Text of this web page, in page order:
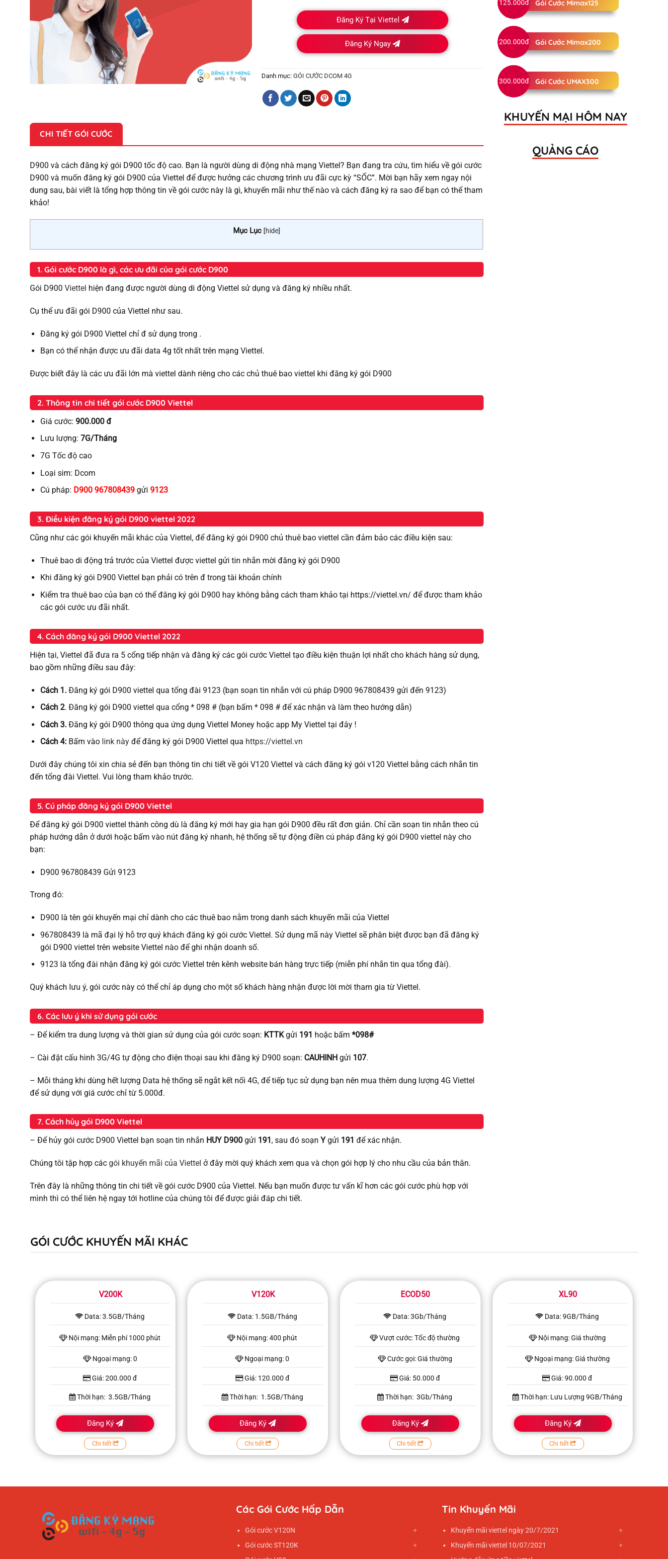
Đăng Ký Tại Viettel
Đăng Ký Ngay
Danh mục:GÓI CƯỚC DCOM 4G
CHI TIẾT GÓI CƯỚC
D900 và cách đăng ký gói D900 tốc độ cao. Bạn là người dùng di động nhà mạng Viettel? Bạn đang tra cứu, tìm hiểu về gói cước
D900 và muốn đăng ký gói D900 của Viettel để được hưởng các chương trình ưu đãi cực kỳ “SỐC”. Mời bạn hãy xem ngay nội
dung sau, bài viết là tổng hợp thông tin về gói cước này là gì, khuyến mãi như thế nào và cách đăng ký ra sao để bạn có thể tham
khảo!
Mục Lục [hide]
1. Gói cước D900 là gì, các ưu đãi của gói cước D900
Gói D900Viettel hiện đang được người dùng di động Viettel sử dụng và đăng ký nhiều nhất.
Cụ thể ưu đãi gói D900 của Viettel như sau.
Đăng ký gói D900 Viettel chỉ đ sử dụng trong .
Bạn có thể nhận được ưu đãi data 4g tốt nhất trên mạng Viettel.
Được biết đây là các ưu đãi lớn mà viettel dành riêng cho các chủ thuê bao viettel khi đăng ký gói D900
2. Thông tin chi tiết gói cước D900 Viettel
Giá cước:900.000 đ
Lưu lượng:7G/Tháng
7G Tốc độ cao
Loại sim: Dcom
Cú pháp: D900 967808439gửi9123
3. Điều kiện đăng ký gói D900 viettel 2022
Cũng như các gói khuyến mãi khác của Viettel, để đăng ký gói D900 chủ thuê bao viettel cần đảm bảo các điều kiện sau:
Thuê bao di động trả trước của Viettel được viettel gửi tin nhắn mời đăng ký gói D900
Khi đăng ký gói D900 Viettel bạn phải có trên đ trong tài khoản chính
Kiểm tra thuê bao của bạn có thể đăng ký gói D900 hay không bằng cách tham khảo tại https://viettel.vn/ để được tham khảo
các gói cước ưu đãi nhất.
4. Cách đăng ký gói D900 Viettel 2022
Hiện tại, Viettel đã đưa ra 5 cổng tiếp nhận và đăng ký các gói cước Viettel tạo điều kiện thuận lợi nhất cho khách hàng sử dụng,
bao gồm những điều sau đây:
Cách 1. Đăng ký gói D900 viettel qua tổng đài 9123 (bạn soạn tin nhắn với cú pháp D900 967808439 gửi đến 9123)
Cách 2. Đăng ký gói D900 viettel qua cổng * 098 # (bạn bấm * 098 # để xác nhận và làm theo hướng dẫn)
Cách 3. Đăng ký gói D900 thông qua ứng dụng Viettel Money hoặc app My Viettel tại đây !
Cách 4: Bấm vào link này để đăng ký gói D900 Viettel qua https://viettel.vn
Dưới đây chúng tôi xin chia sẻ đến bạn thông tin chi tiết về gói V120 Viettel và cách đăng ký gói v120 Viettel bằng cách nhắn tin
đến tổng đài Viettel. Vui lòng tham khảo trước.
5. Cú pháp đăng ký gói D900 Viettel
Để đăng ký gói D900 viettel thành công dù là đăng ký mới hay gia hạn gói D900 đều rất đơn giản. Chỉ cần soạn tin nhắn theo cú
pháp hướng dẫn ở dưới hoặc bấm vào nút đăng ký nhanh, hệ thống sẽ tự động điền cú pháp đăng ký gói D900 viettel này cho
bạn:
D900 967808439 Gửi 9123
Trong đó:
D900 là tên gói khuyến mại chỉ dành cho các thuê bao nằm trong danh sách khuyến mãi của Viettel
967808439 là mã đại lý hỗ trợ quý khách đăng ký gói cước Viettel. Sử dụng mã này Viettel sẽ phân biệt được bạn đã đăng ký
gói D900 viettel trên website Viettel nào để ghi nhận doanh số.
9123 là tổng đài nhận đăng ký gói cước Viettel trên kênh website bán hàng trực tiếp (miễn phí nhắn tin qua tổng đài).
Quý khách lưu ý, gói cước này có thể chỉ áp dụng cho một số khách hàng nhận được lời mời tham gia từ Viettel.
6. Các lưu ý khi sử dụng gói cước
– Để kiểm tra dung lượng và thời gian sử dụng của gói cước soạn: KTTKgửi 191 hoặc bấm*098#
– Cài đặt cấu hình 3G/4G tự động cho điện thoại sau khi đăng ký D900 soạn: CAUHINH gửi 107.
– Mỗi tháng khi dùng hết lượng Data hệ thống sẽ ngắt kết nối 4G, để tiếp tục sử dụng bạn nên mua thêm dung lượng 4G Viettel
để sử dụng với giá cước chỉ từ 5.000đ.
7. Cách hủy gói D900 Viettel
– Để hủy gói cước D900 Viettel bạn soạn tin nhắn HUY D900 gửi 191 , sau đó soạnY gửi 191 để xác nhận.
Chúng tôi tập hợp cácgói khuyến mãi của Viettel ở đây mời quý khách xem qua và chọn gói hợp lý cho nhu cầu của bản thân.
Trên đây là những thông tin chi tiết về gói cước D900 của Viettel. Nếu bạn muốn được tư vấn kĩ hơn các gói cước phù hợp với
mình thì có thể liên hệ ngay tới hotline của chúng tôi để được giải đáp chi tiết.
125.000đ Gói Cước Mimax125
200.000đ Gói Cước Mimax200
300.000đ Gói Cước UMAX300
KHUYẾN MẠI HÔM NAY
QUẢNG CÁO
GÓI CƯỚC KHUYẾN MÃI KHÁC
V200K
Data: 3.5GB/Tháng
Nội mạng: Miễn phí 1000 phút
Ngoại mạng: 0
Giá: 200.000 đ
Thời hạn: 3.5GB/Tháng
Đăng Ký
Chi tiết
V120K
Data: 1.5GB/Tháng
Nội mạng: 400 phút
Ngoại mạng: 0
Giá: 120.000 đ
Thời hạn: 1.5GB/Tháng
Đăng Ký
Chi tiết
ECOD50
Data: 3Gb/Tháng
Vượt cước: Tốc độ thường
Cước gọi: Giá thường
Giá: 50.000 đ
Thời hạn: 3Gb/Tháng
Đăng Ký
Chi tiết
XL90
Data: 9GB/Tháng
Nội mạng: Giá thường
Ngoại mạng: Giá thường
Giá: 90.000 đ
Thời hạn: Lưu Lượng 9GB/Tháng
Đăng Ký
Chi tiết
Các Gói Cước Hấp Dẫn
Gói cước V120N
Gói cước ST120K
Tin Khuyến Mãi
Khuyến mãi viettel ngày 20/7/2021
Khuyến mãi viettel 10/07/2021